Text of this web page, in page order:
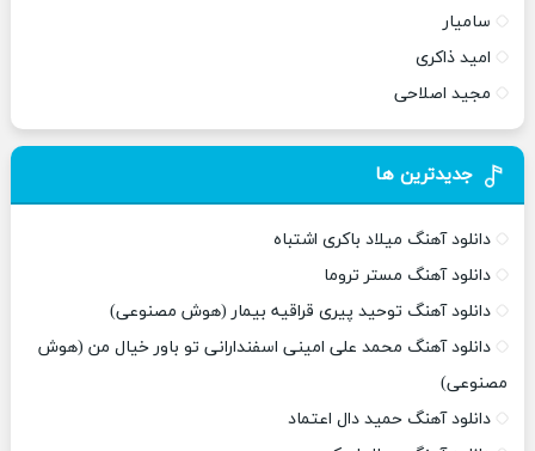
سامیار
امید ذاکری
مجید اصلاحی
جدیدترین ها
دانلود آهنگ میلاد باکری اشتباه
دانلود آهنگ مستر تروما
دانلود آهنگ توحید پیری قراقیه بیمار (هوش مصنوعی)
دانلود آهنگ محمد علی امینی اسفندارانی تو باور خیال من (هوش
مصنوعی)
دانلود آهنگ حمید دال اعتماد